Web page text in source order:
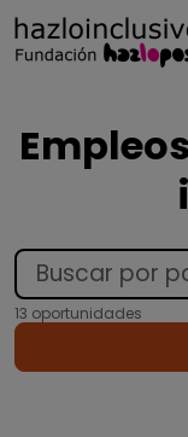
13 oportunidades